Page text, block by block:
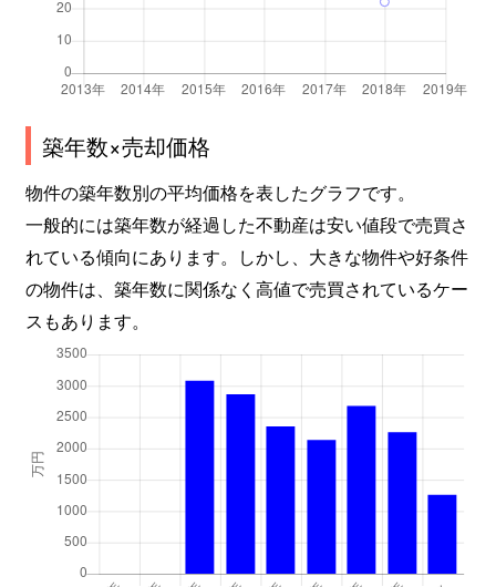
築年数×売却価格
物件の築年数別の平均価格を表したグラフです。
一般的には築年数が経過した不動産は安い値段で売買さ
れている傾向にあります。しかし、大きな物件や好条件
の物件は、築年数に関係なく高値で売買されているケー
スもあります。